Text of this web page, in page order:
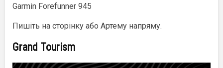
Garmin Forefunner 945
Пишіть на сторінку або Артему напряму.
Grand Tourism